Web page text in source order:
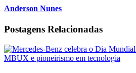
Anderson Nunes
Postagens Relacionadas